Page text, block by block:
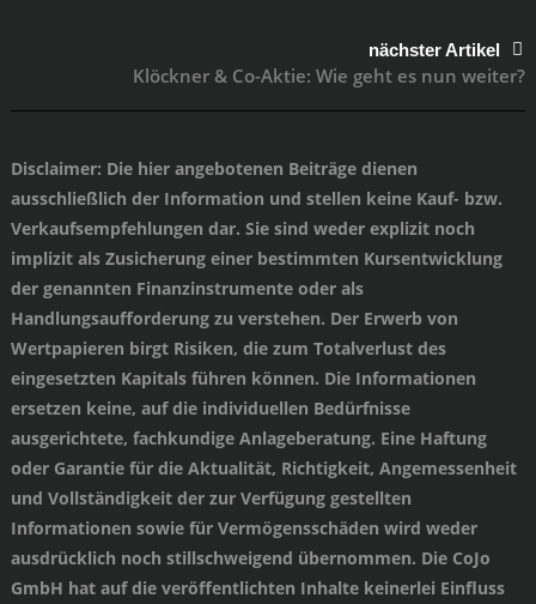
nächster Artikel
Klöckner & Co-Aktie: Wie geht es nun weiter?
Disclaimer: Die hier angebotenen Beiträge dienen
ausschließlich der Information und stellen keine Kauf- bzw.
Verkaufsempfehlungen dar. Sie sind weder explizit noch
implizit als Zusicherung einer bestimmten Kursentwicklung
der genannten Finanzinstrumente oder als
Handlungsaufforderung zu verstehen. Der Erwerb von
Wertpapieren birgt Risiken, die zum Totalverlust des
eingesetzten Kapitals führen können. Die Informationen
ersetzen keine, auf die individuellen Bedürfnisse
ausgerichtete, fachkundige Anlageberatung. Eine Haftung
oder Garantie für die Aktualität, Richtigkeit, Angemessenheit
und Vollständigkeit der zur Verfügung gestellten
Informationen sowie für Vermögensschäden wird weder
ausdrücklich noch stillschweigend übernommen. Die CoJo
GmbH hat auf die veröffentlichten Inhalte keinerlei Einfluss